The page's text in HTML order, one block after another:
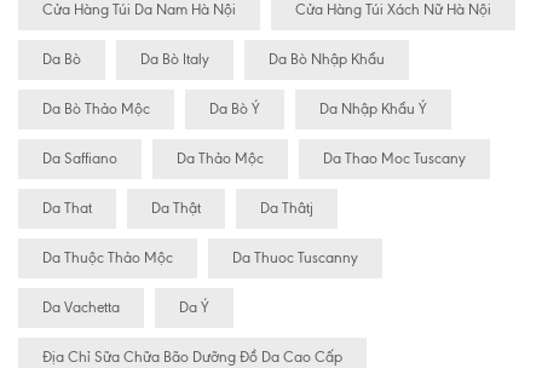
Cửa Hàng Túi Da Nam Hà Nội Cửa Hàng Túi Xách Nữ Hà Nội
Da Bò Da Bò Italy Da Bò Nhập Khẩu
Da Bò Thảo Mộc Da Bò Ý Da Nhập Khẩu Ý
Da Saffiano Da Thảo Mộc Da Thao Moc Tuscany
Da That Da Thật Da Thâtj
Da Thuộc Thảo Mộc Da Thuoc Tuscanny
Da Vachetta Da Ý
Địa Chỉ Sữa Chữa Bão Dưỡng Đồ Da Cao Cấp